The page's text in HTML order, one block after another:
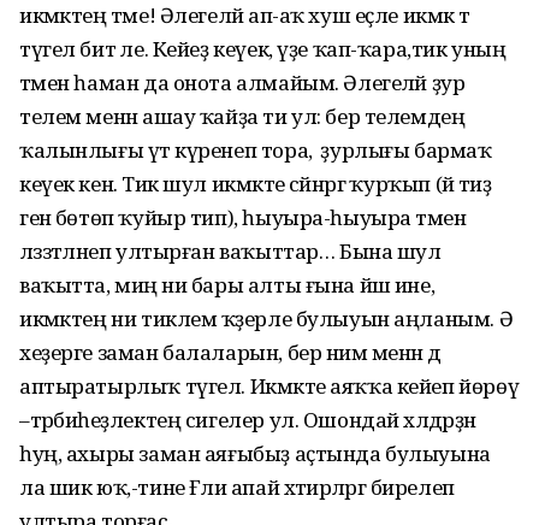
икмәктең тәме! Әлегеләй ап-аҡ хуш еҫле икмәк тә
түгел бит әле. Кейеҙ кеүек, үҙе ҡап-ҡара,тик уның
тәмен һаман да онота алмайым. Әлегеләй ҙур
телем менән ашау ҡайҙа ти ул: бер телемдең
ҡалынлығы үтә күренеп тора, ә ҙурлығы бармаҡ
кеүек кенә. Тик шул икмәкте сәйнәргә ҡурҡып (йә тиҙ
генә бөтөп ҡуйыр тип), һыуыра-һыуыра тәменә
ләззәтләнеп ултырған ваҡыттар… Бына шул
ваҡытта, миңә ни бары алты ғына йәш ине,
икмәктең ни тиклем ҡәҙерле булыуын аңланым. Ә
хеҙерге заман балаларын, бер нимә менән дә
аптыратырлыҡ түгел. Икмәкте аяҡҡа кейеп йөрөү
–тәрбиәһеҙлектең сигелер ул. Ошондай хәлдәрҙән
һуң, ахыры заман аяғыбыҙ аҫтында булыуына
ла шик юҡ,-тине Ғәлиә апай хәтирәләргә бирелеп